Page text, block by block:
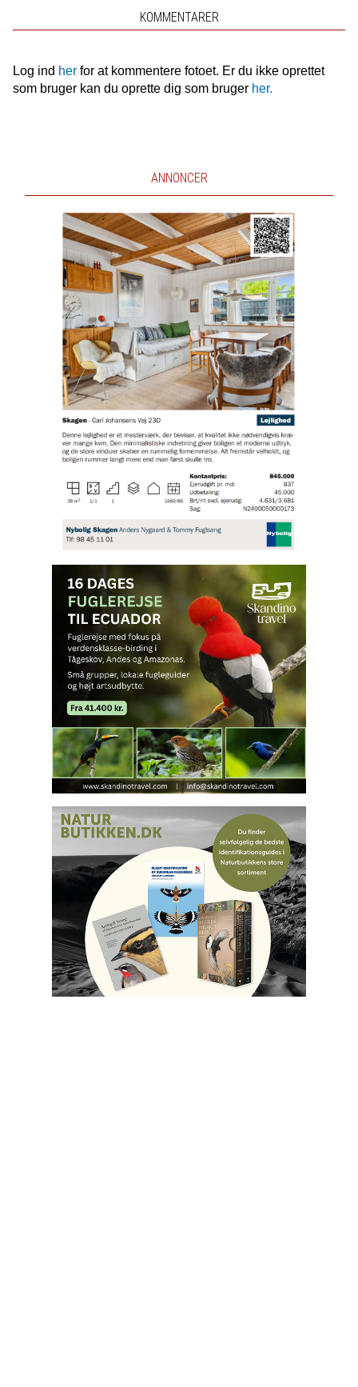
KOMMENTARER
Log ind herfor at kommentere fotoet. Er du ikke oprettet
som bruger kan du oprette dig som bruger her.
ANNONCER